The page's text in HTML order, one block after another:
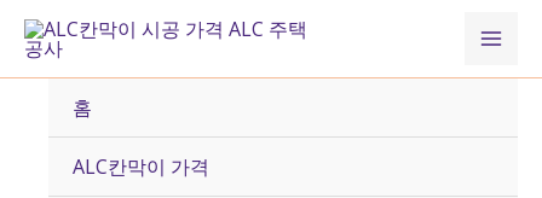
츠
홈
ALC칸막이 가격